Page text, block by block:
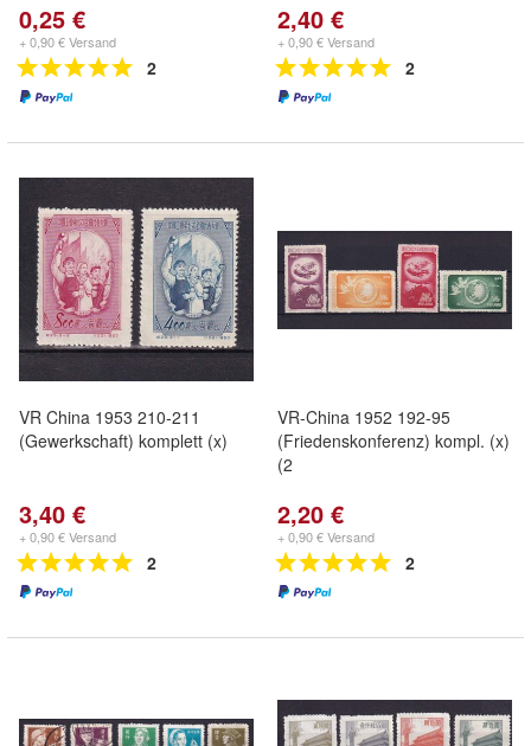
0,25 €
+ 0,90 € Versand
2
2,40 €
+ 0,90 € Versand
2
VR China 1953 210-211
(Gewerkschaft) komplett (x)
3,40 €
+ 0,90 € Versand
2
VR-China 1952 192-95
(Friedenskonferenz) kompl. (x)
(2
2,20 €
+ 0,90 € Versand
2